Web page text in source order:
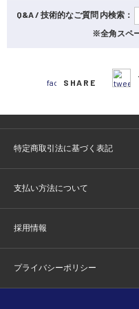
Q&A / 技術的なご質問 内検索：
※全角スペ
SHARE
特定商取引法に基づく表記
支払い方法について
採用情報
プライバシーポリシー